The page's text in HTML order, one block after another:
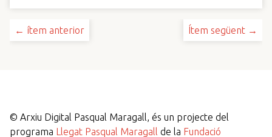
← ítem anterior Ítem següent →
© Arxiu Digital Pasqual Maragall, és un projecte del
programa Llegat Pasqual Maragall de la Fundació